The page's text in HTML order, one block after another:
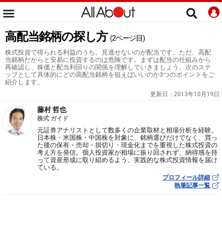
高配当銘柄の探し方 (2ページ目)
株式投資で得られる利益のうち、見逃せないのが配当です。ただ、高配
当銘柄だからと安易に投資するのは危険です。まずは配当の仕組みから
再確認し、株価と配当利回りの関係を理解していきましょう。次のステ
ップとして具体的にどの高配当銘柄を狙えばいいのか3つのポイントをご
紹介します。
更新日： 2013年10月19日
藤村 哲也
株式 ガイド
元証券アナリストとして数多くの企業取材と相場分析を経験。
日本株・米国株・中国株を対象に、銘柄選びだけでなく、買っ
た後の保有・売却・損切り・現金化までを重視した株式投資の
考え方を発信。個人投資家が相場に振り回されず、納得感を持
って資産形成に取り組めるよう、実践的な株式投資情報を届け
ている。
プロフィール詳細
執筆記事一覧